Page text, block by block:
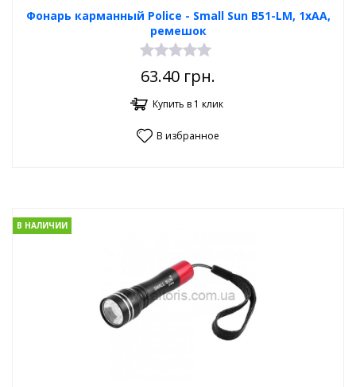
Фонарь карманный Poliсe - Small Sun B51-LM, 1xAA,
ремешок
63.40 грн.
Купить в 1 клик
В избранное
В НАЛИЧИИ